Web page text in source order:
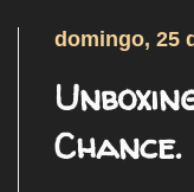
domingo, 25
Chance.